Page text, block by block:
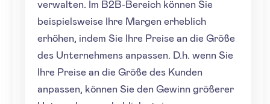
verwalten. Im B2B-Bereich können Sie
beispielsweise Ihre Margen erheblich
erhöhen, indem Sie Ihre Preise an die Größe
des Unternehmens anpassen. D.h. wenn Sie
Ihre Preise an die Größe des Kunden
anpassen, können Sie den Gewinn größerer